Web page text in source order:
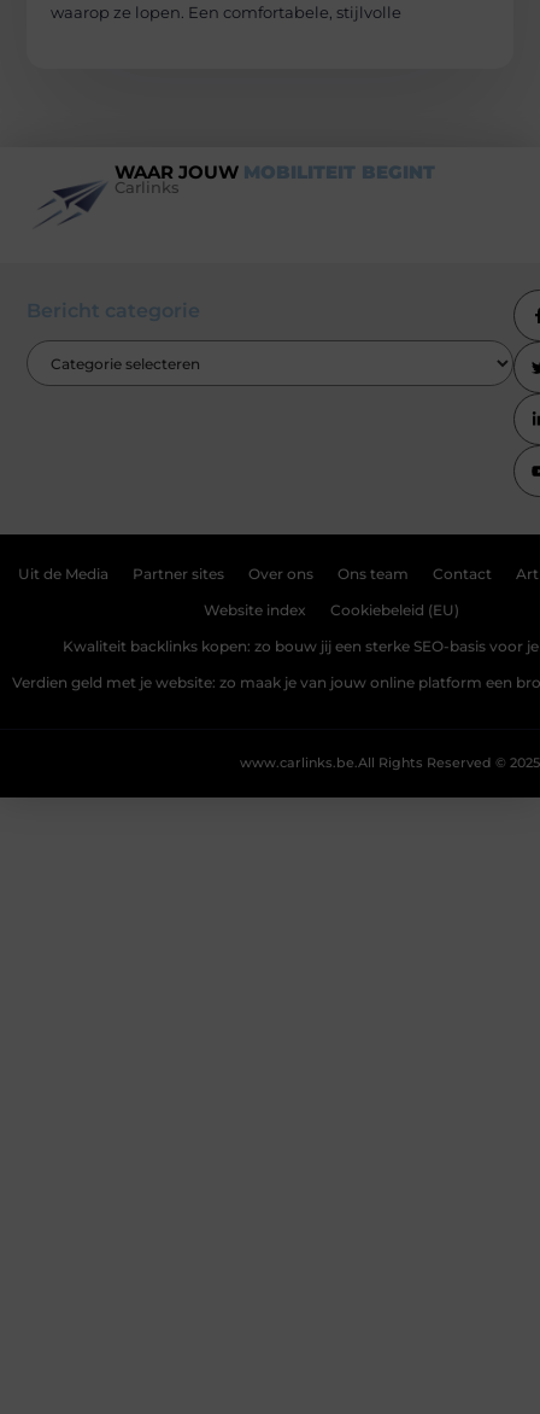
waarop ze lopen. Een comfortabele, stijlvolle
WAAR JOUW MOBILITEIT BEGINT
Carlinks
Bericht categorie
Uit de Media Partner sites Over ons Ons team Contact
Website index Cookiebeleid (EU)
Kwaliteit backlinks kopen: zo bouw jij een sterke SEO-basis voor
Verdien geld met je website: zo maak je van jouw online platform een
All Rights Reserved © 2025
www.carlinks.be.